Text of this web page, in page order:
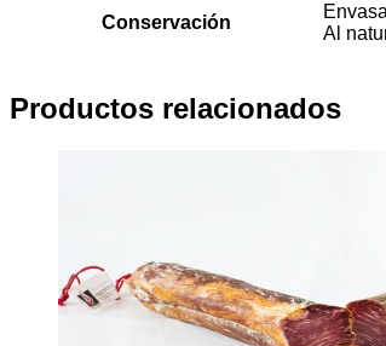
Conservación
Al
Productos relacionados